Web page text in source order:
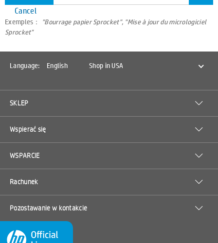
Cancel
Exemples： "Bourrage papier Sprocket", "Mise à jour du micrologiciel
Sprocket"
Language: English Shop in USA
SKLEP
Wspierać się
WSPARCIE
Rachunek
Pozostawanie w kontakcie